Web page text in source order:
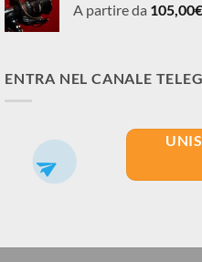
A partire da 105,00€
ENTRA NEL CANALE